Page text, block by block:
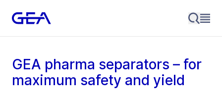
GEA pharma separators – for
maximum safety and yield